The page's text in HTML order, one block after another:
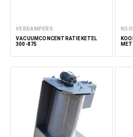
VERDAMPERS
VACUÜMCONCENTRATIEKETEL
300-875